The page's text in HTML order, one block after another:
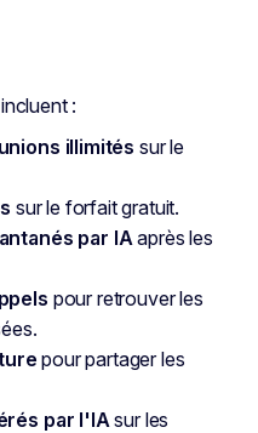
:
illimités sur le
sur le forfait gratuit.
par IAaprès les
pour retrouver les
pour partager les
par l'IAsur les